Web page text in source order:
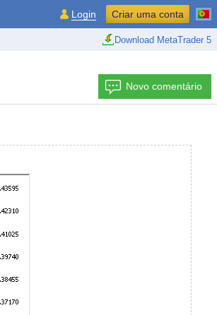
Download MetaTrader 5
Login Criar uma conta
Novo comentário